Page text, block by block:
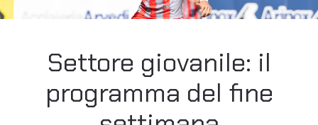
Settore giovanile: il
programma del fine